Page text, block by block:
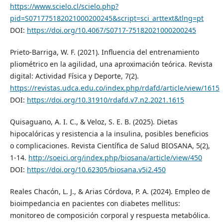
https://www.scielo.cl/scielo.php?
pid=S071775182021000200245&script=sci_arttext&tlng=pt
DOI: https://doi.org/10.4067/S0717-75182021000200245
Prieto-Barriga, W. F. (2021). Influencia del entrenamiento
pliométrico en la agilidad, una aproximación teórica. Revista
digital: Actividad Física y Deporte, 7(2).
https://revistas.udca.edu.co/index.php/rdafd/article/view/1615
DOI: https://doi.org/10.31910/rdafd.v7.n2.2021.1615
Quisaguano, A. I. C., & Veloz, S. E. B. (2025). Dietas
hipocalóricas y resistencia a la insulina, posibles beneficios
o complicaciones. Revista Científica de Salud BIOSANA, 5(2),
1-14. http://soeici.org/index.php/biosana/article/view/450
DOI: https://doi.org/10.62305/biosana.v5i2.450
Reales Chacón, L. J., & Arias Córdova, P. A. (2024). Empleo de
bioimpedancia en pacientes con diabetes mellitus:
monitoreo de composición corporal y respuesta metabólica.